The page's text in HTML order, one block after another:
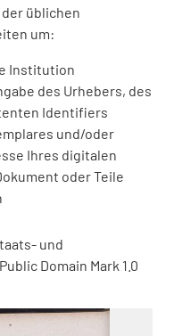
der üblichen
um:
Institution
des Urhebers, des
Identifiers
und/oder
Ihres digitalen
oder Teile
und
Domain Mark 1.0